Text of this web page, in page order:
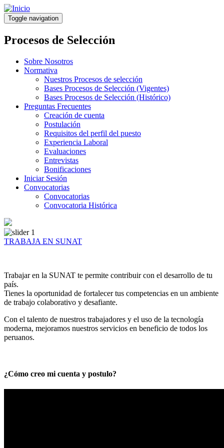
Pasar
al
contenido
principal
Toggle navigation
Procesos de Selección
Sobre Nosotros
Normativa
Nuestros Procesos de selección
Bases Procesos de Selección (Vigentes)
Bases Procesos de Selección (Histórico)
Preguntas Frecuentes
Creación de cuenta
Postulación
Requisitos del perfil del puesto
Experiencia Laboral
Evaluaciones
Entrevistas
Bonificaciones
Iniciar Sesión
Convocatorias
Convocatorias
Convocatoria Histórica
TRABAJA EN SUNAT
Trabajar en la SUNAT te permite contribuir con el desarrollo de tu
país.
Tienes la oportunidad de fortalecer tus competencias en un ambiente
de trabajo colaborativo y desafiante.
Con el talento de nuestros trabajadores y el uso de la tecnología
moderna, mejoramos nuestros servicios en beneficio de todos los
peruanos.
¿Cómo creo mi cuenta y postulo?